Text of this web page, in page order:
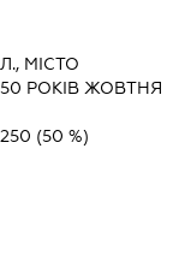
МІСТО
РОКІВ ЖОВТНЯ
(50 %)